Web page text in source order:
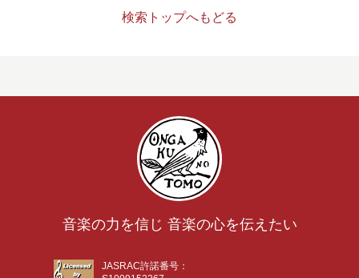
検索トップへもどる
音楽の力を信じ 音楽の心を伝えたい
JASRAC許諾番号：